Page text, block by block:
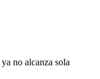
no alcanza sola